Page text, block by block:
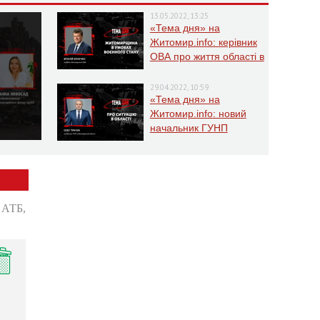
13.05.2022, 13:25
«Тема дня» на
Житомир.info: керівник
ОВА про життя області в
29.04.2022, 10:59
«Тема дня» на
Житомир.info: новий
начальник ГУНП
АТБ,